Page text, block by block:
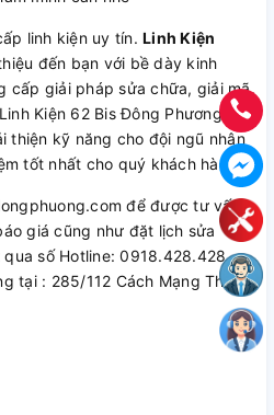
linh kiện uy tín. Linh Kiện
đến bạn với bề dày kinh
cấp giải pháp sửa chữa, giải mã,
Kiện 62 Bis Đông Phương
thiện kỹ năng cho đội ngũ nhân
tốt nhất cho quý khách hàng.
để được tư vấn
giá cũng như đặt lịch sửa
số Hotline: 0918.428.428
tại : 285/112 Cách Mạng Tháng